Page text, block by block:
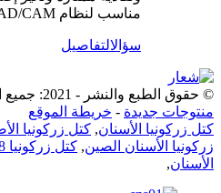
مناسب لنظام CAD/CAM والنظام اليدوي.
سؤالالتفاصيل
© حقوق الطبع والنشر - 2021: جميع الحقوق محفوظة.
منتوجات جديدة - خريطة الموقع
كتل زركونيا الأسنان, كتل زركونيا
زركونيا الأسنان الصين, كتل زركونيا 98 ملم
الأسنان,